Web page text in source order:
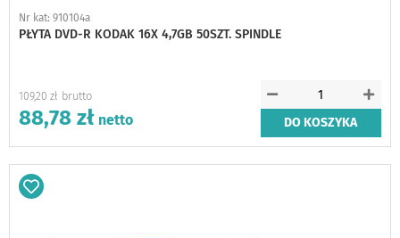
Nr kat: 910104a
PŁYTA DVD-R KODAK 16X 4,7GB 50SZT. SPINDLE
109,20 zł
88,78 zł DO KOSZYKA
Dodaj